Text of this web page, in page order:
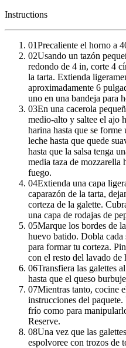
Instructions
01Precaliente el horno a
02Usando un tazón
redondo de 4 in, corte 4
la tarta. Extienda
aproximadamente 6
uno en una bandeja para
03En una cacerola
medio-alto y saltee el ajo
harina hasta que se forme
leche hasta que quede
hasta que la salsa tenga
media taza de mozzarella
fuego.
04Extienda una capa
caparazón de la tarta,
corteza de la galette.
una capa de rodajas de
05Marque los bordes de
huevo batido. Dobla cada
para formar tu corteza.
con el resto del lavado de
06Transfiera las galettes
hasta que el queso
07Mientras tanto, cocine
instrucciones del
frío como para
Reserve.
08Una vez que las
espolvoree con trozos de